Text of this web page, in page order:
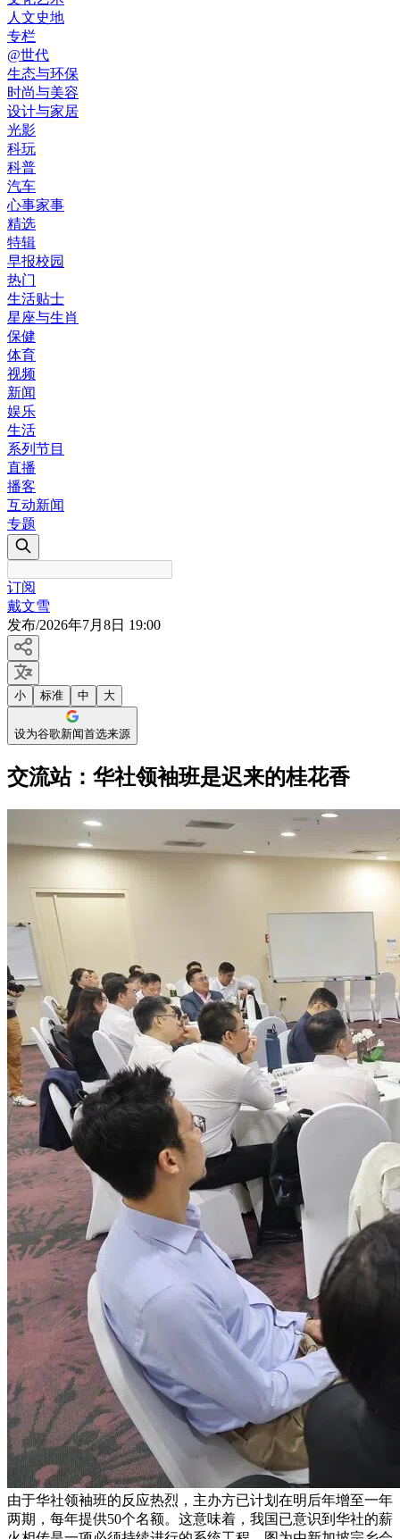
人文史地
专栏
@世代
生态与环保
时尚与美容
设计与家居
光影
科玩
科普
汽车
心事家事
精选
特辑
早报校园
热门
生活贴士
星座与生肖
保健
体育
视频
新闻
娱乐
生活
系列节目
直播
播客
互动新闻
专题
订阅
戴文雪
发布/2026年7月8日 19:00
小 标准 中 大
设为谷歌新闻首选来源
交流站：华社领袖班是迟来的桂花香
由于华社领袖班的反应热烈，主办方已计划在明后年增至一年
两期，每年提供50个名额。这意味着，我国已意识到华社的薪